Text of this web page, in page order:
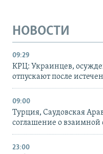
НОВОСТИ
09:29
КРЦ: Украинцев,
отпускают после
09:00
Турция, Саудовская
соглашение о взаимной
23:00